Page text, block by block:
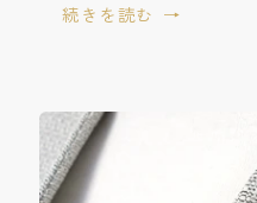
続きを読む